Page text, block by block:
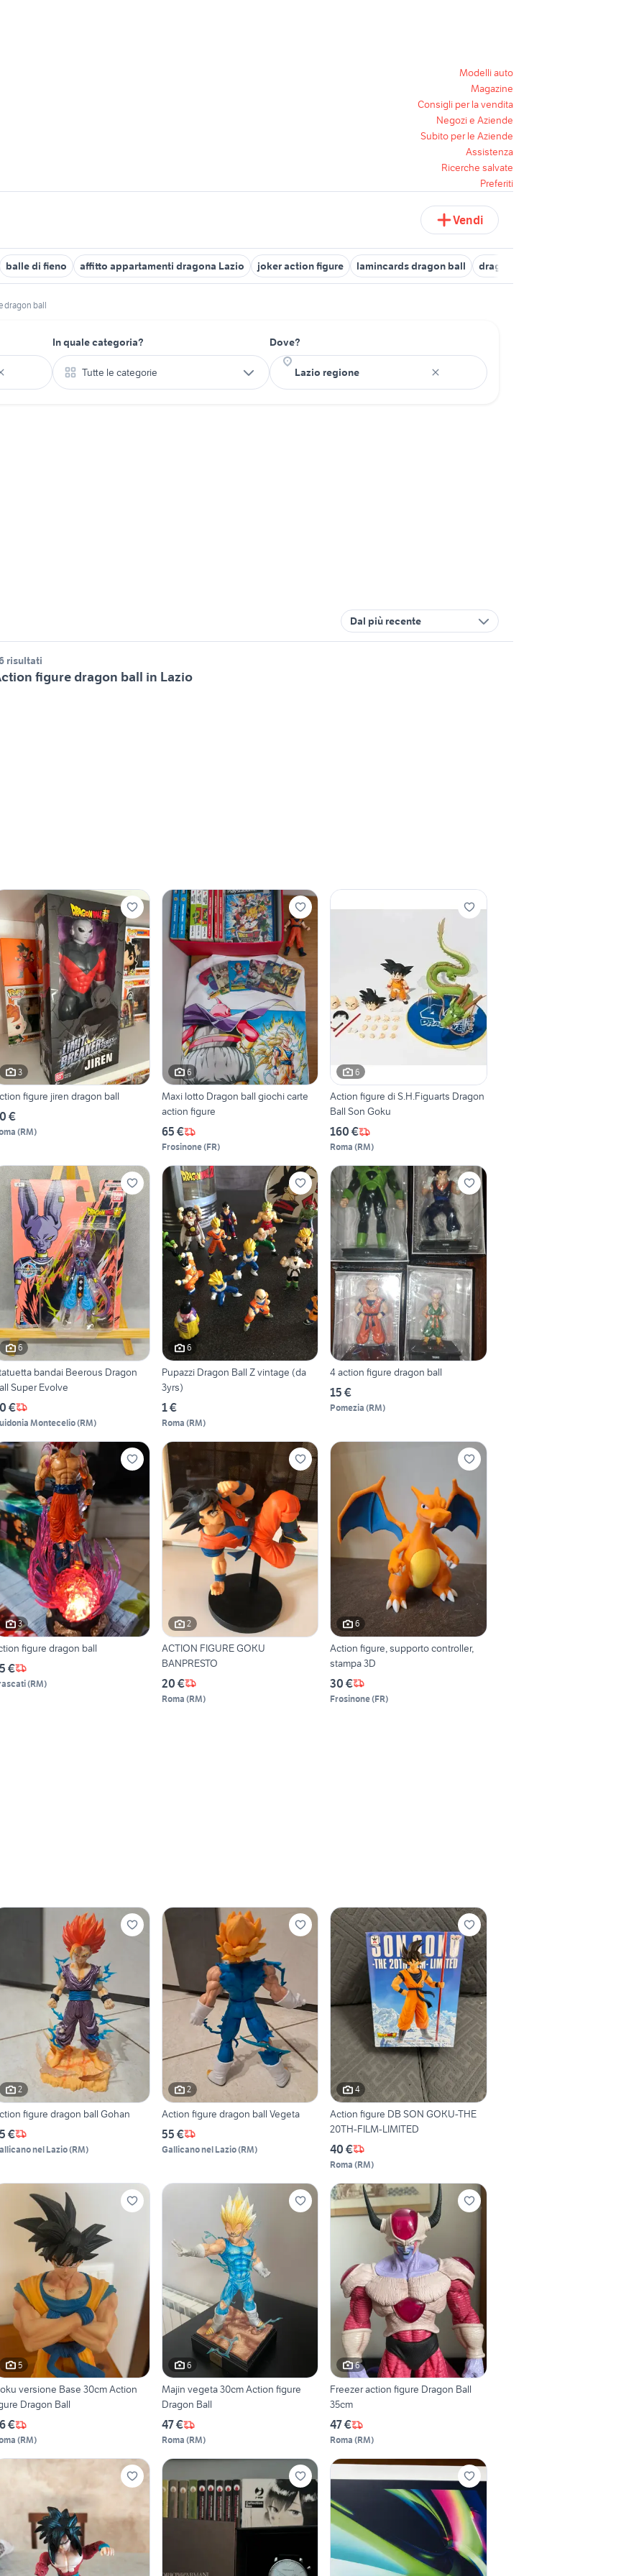
Modelli auto
Magazine
Consigli per la vendita
Negozi e Aziende
Subito per le Aziende
Assistenza
Ricerche salvate
Preferiti
Vendi
balle di fieno affitto appartamenti dragona Lazio joker action figure lamincards dragon ball dragon ball il film
dragon ball
In quale categoria?
Tutte le categorie
Dove?
Dal più recente
risultati
figure dragon ball in Lazio
3
figure jiren dragon ball
€
(RM)
6
Maxi lotto Dragon ball giochi carte
action figure
65 €
Frosinone(FR)
6
Action figure di S.H.Figuarts Dragon
Ball Son Goku
160 €
Roma (RM)
6
bandai Beerous Dragon
Super Evolve
€
Montecelio(RM)
6
Pupazzi Dragon Ball Z vintage (da
3yrs)
1 €
Roma (RM)
4 action figure dragon ball
15 €
Pomezia (RM)
3
figure dragon ball
€
(RM)
2
ACTION FIGURE GOKU
BANPRESTO
20 €
Roma (RM)
6
Action figure, supporto controller,
stampa 3D
30 €
Frosinone(FR)
2
figure dragon ball Gohan
€
nel Lazio(RM)
2
Action figure dragon ball Vegeta
55 €
Gallicano nel Lazio(RM)
4
Action figure DB SON GOKU-THE
20TH-FILM-LIMITED
40 €
Roma (RM)
5
versione Base 30cm Action
Dragon Ball
€
(RM)
6
Majin vegeta 30cm Action figure
Dragon Ball
47 €
Roma (RM)
6
Freezer action figure Dragon Ball
35cm
47 €
Roma (RM)